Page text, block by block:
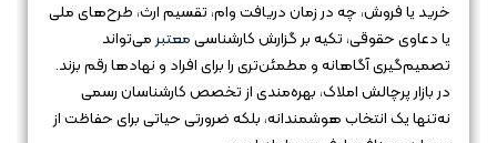
خرید یا فروش، چه در زمان دریافت وام، تقسیم ارث، طرح‌های ملی
یا دعاوی حقوقی، تکیه بر گزارش کارشناسیمعتبرمی‌تواند
تصمیم‌گیری آگاهانه و مطمئن‌تری را برای افراد و نهادها رقم بزند.
در بازار پرچالش املاک، بهره‌مندی از تخصص کارشناسان رسمی
نه‌تنها یک انتخاب هوشمندانه، بلکه ضرورتی حیاتی برای حفاظت از